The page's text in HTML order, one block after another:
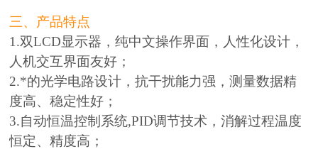
三、产品特点
1.双LCD显示器，纯中文操作界面，人性化设计，
人机交互界面友好；
2.*的光学电路设计，抗干扰能力强，测量数据精
度高、稳定性好；
3.自动恒温控制系统,PID调节技术，消解过程温度
恒定、精度高；